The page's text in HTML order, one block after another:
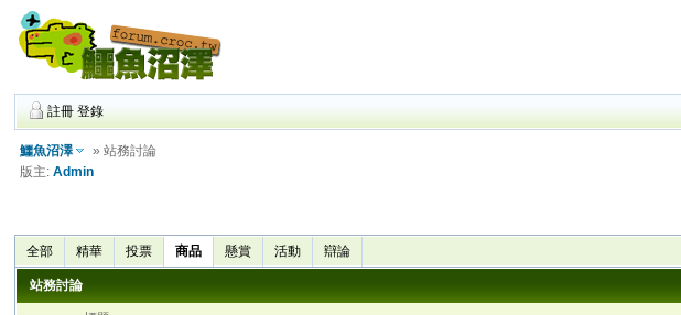
註冊 登錄
鱷魚沼澤
» 站務討論
版主:Admin
全部 精華 投票 商品 懸賞 活動 辯論
站務討論